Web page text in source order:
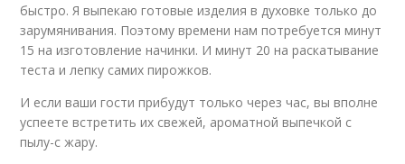
быстро. Я выпекаю готовые изделия в духовке только до
зарумянивания. Поэтому времени нам потребуется минут
15 на изготовление начинки. И минут 20 на раскатывание
теста и лепку самих пирожков.
И если ваши гости прибудут только через час, вы вполне
успеете встретить их свежей, ароматной выпечкой с
пылу-с жару.